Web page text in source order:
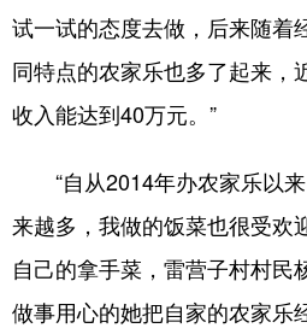
试一试的态度去做，后来随着
同特点的农家乐也多了起来，
收入能达到40万元。”
“自从2014年办农家乐以来
来越多，我做的饭菜也很受欢
自己的拿手菜，雷营子村村民
做事用心的她把自家的农家乐